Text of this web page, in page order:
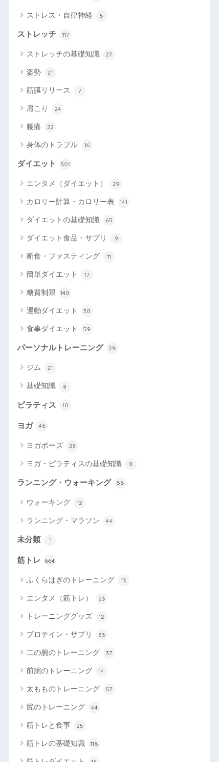
ストレス・自律神経 5
ストレッチ 117
ストレッチの基礎知識 27
姿勢 21
筋膜リリース 7
肩こり 24
腰痛 22
身体のトラブル 16
ダイエット 501
エンタメ（ダイエット） 29
カロリー計算・カロリー表 141
ダイエットの基礎知識 65
ダイエット食品・サプリ 9
断食・ファスティング 11
簡単ダイエット 17
糖質制限 140
運動ダイエット 30
食事ダイエット 59
パーソナルトレーニング 29
ジム 21
基礎知識 8
ピラティス 10
ヨガ 46
ヨガポーズ 28
ヨガ・ピラティスの基礎知識 8
ランニング・ウォーキング 56
ウォーキング 12
ランニング・マラソン 44
未分類 1
筋トレ 664
ふくらはぎのトレーニング 13
エンタメ（筋トレ） 23
トレーニンググッズ 12
プロテイン・サプリ 33
二の腕のトレーニング 37
前腕のトレーニング 14
太もものトレーニング 57
尻のトレーニング 44
筋トレと食事 25
筋トレの基礎知識 116